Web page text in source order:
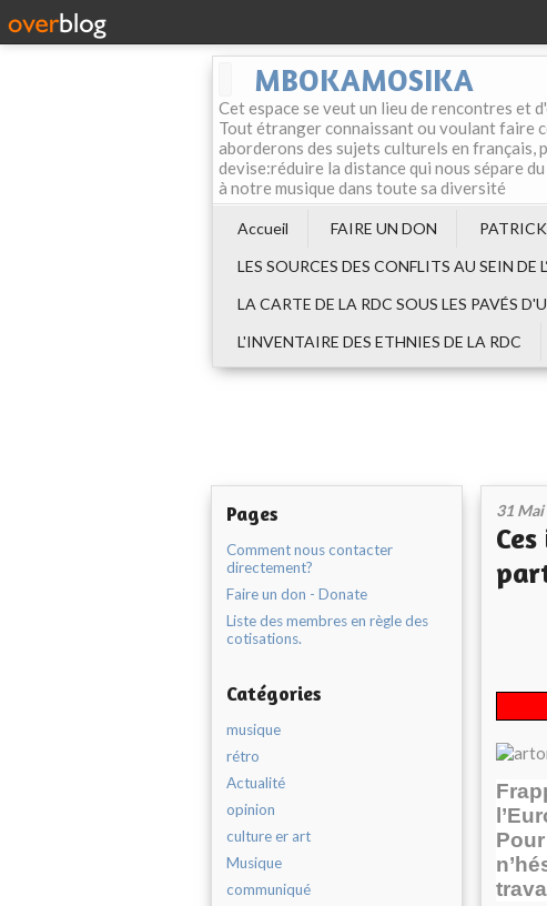
MBOKAMOSIKA
Cet espace se veut un lieu de rencontres et
Tout étranger connaissant ou voulant faire
aborderons des sujets culturels en
devise:réduire la distance qui nous sépare
à notre musique dans toute sa diversité
Accueil FAIRE UN DON
LES SOURCES DES CONFLITS AU SEIN
LA CARTE DE LA RDC SOUS LES PAVÉS
L'INVENTAIRE DES ETHNIES DE LA RDC
Pages
Comment nous contacter
directement?
Faire un don - Donate
Liste des membres en règle des
cotisations.
Catégories
musique
rétro
Actualité
opinion
culture er art
Musique
communiqué
31